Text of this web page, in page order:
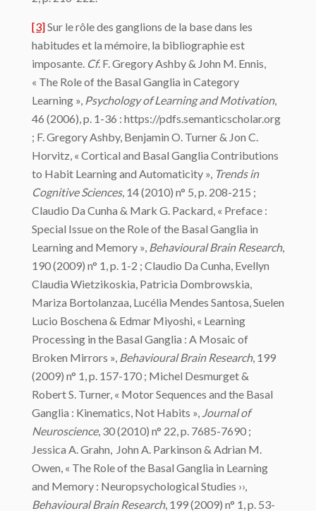
[3]Sur le rôle des ganglions de la base dans les
habitudes et la mémoire, la bibliographie est
imposante. Cf. F. Gregory Ashby & John M. Ennis,
« The Role of the Basal Ganglia in Category
Learning », Psychology of Learning and Motivation,
46 (2006), p. 1-36 : https://pdfs.semanticscholar.org
; F. Gregory Ashby, Benjamin O. Turner & Jon C.
Horvitz, « Cortical and Basal Ganglia Contributions
to Habit Learning and Automaticity », Trends in
Cognitive Sciences, 14 (2010) n° 5, p. 208-215 ;
Claudio Da Cunha & Mark G. Packard, « Preface :
Special Issue on the Role of the Basal Ganglia in
Learning and Memory », Behavioural Brain Research,
190 (2009) n° 1, p. 1-2 ; Claudio Da Cunha, Evellyn
Claudia Wietzikoskia, Patricia Dombrowskia,
Mariza Bortolanzaa, Lucélia Mendes Santosa, Suelen
Lucio Boschena & Edmar Miyoshi, « Learning
Processing in the Basal Ganglia : A Mosaic of
Broken Mirrors », Behavioural Brain Research, 199
(2009) n° 1, p. 157-170 ; Michel Desmurget &
Robert S. Turner, « Motor Sequences and the Basal
Ganglia : Kinematics, Not Habits », Journal of
Neuroscience, 30 (2010) n° 22, p. 7685-7690 ;
Jessica A. Grahn, John A. Parkinson & Adrian M.
Owen, « The Role of the Basal Ganglia in Learning
and Memory : Neuropsychological Studies ››,
Behavioural Brain Research, 199 (2009) n° 1, p. 53-